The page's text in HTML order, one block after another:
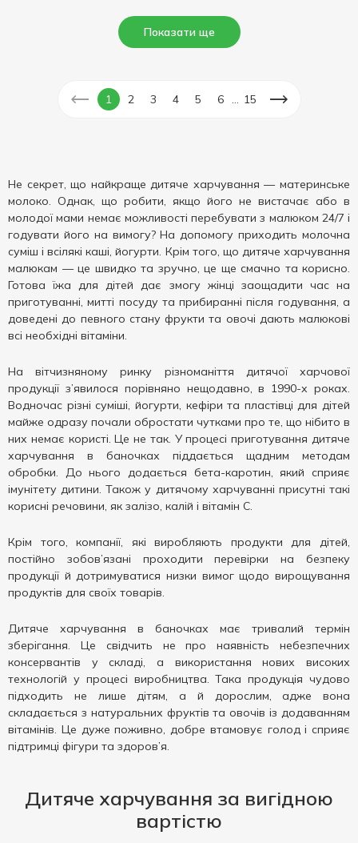
Показати ще
1 2 3 4 5 6 15
Не секрет, що найкраще дитяче харчування — материнське
молоко. Однак, що робити, якщо його не вистачає або в
молодої мами немає можливості перебувати з малюком 24/7 і
годувати його на вимогу? На допомогу приходить молочна
суміш і всілякі каші, йогурти. Крім того, що дитяче харчування
малюкам — це швидко та зручно, це ще смачно та корисно.
Готова їжа для дітей дає змогу жінці заощадити час на
приготуванні, митті посуду та прибиранні після годування, а
доведені до певного стану фрукти та овочі дають малюкові
всі необхідні вітаміни.
На вітчизняному ринку різноманіття дитячої харчової
продукції з’явилося порівняно нещодавно, в 1990-х роках.
Водночас різні суміші, йогурти, кефіри та пластівці для дітей
майже одразу почали обростати чутками про те, що нібито в
них немає користі. Це не так. У процесі приготування дитяче
харчування в баночках піддається щадним методам
обробки. До нього додається бета-каротин, який сприяє
імунітету дитини. Також у дитячому харчуванні присутні такі
корисні речовини, як залізо, калій і вітамін С.
Крім того, компанії, які виробляють продукти для дітей,
постійно зобов’язані проходити перевірки на безпеку
продукції й дотримуватися низки вимог щодо вирощування
продуктів для своїх товарів.
Дитяче харчування в баночках має тривалий термін
зберігання. Це свідчить не про наявність небезпечних
консервантів у складі, а використання нових високих
технологій у процесі виробництва. Така продукція чудово
підходить не лише дітям, а й дорослим, адже вона
складається з натуральних фруктів та овочів із додаванням
вітамінів. Це дуже поживно, добре втамовує голод і сприяє
підтримці фігури та здоров’я.
Дитяче харчування за вигідною
вартістю